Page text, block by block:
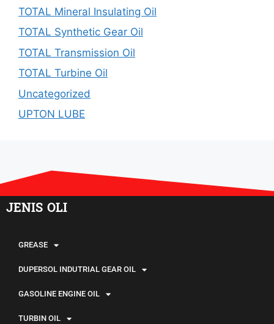
TOTAL Mineral Insulating Oil
TOTAL Synthetic Gear Oil
TOTAL Transmission Oil
TOTAL Turbine Oil
Uncategorized
UPTON LUBE
JENIS OLI
GREASE
DUPERSOL INDUTRIAL GEAR OIL
GASOLINE ENGINE OIL
TURBIN OIL